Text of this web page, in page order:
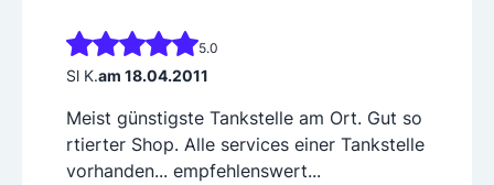
5.0
Sl K.am 18.04.2011
Meist günstigste Tankstelle am Ort. Gut so
rtierter Shop. Alle services einer Tankstelle
vorhanden... empfehlenswert...